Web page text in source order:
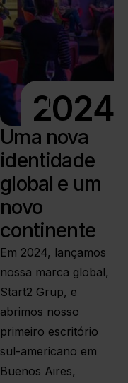
Uma nova
identidade
global e um
novo
continente
Em 2024, lançamos
nossa marca global,
Start2 Grup, e
abrimos nosso
primeiro escritório
sul-americano em
Buenos Aires,
2024